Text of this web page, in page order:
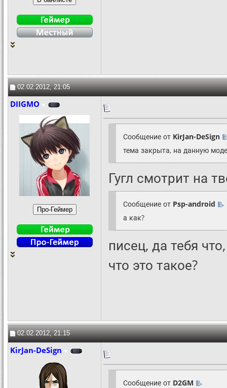
02.02.2012, 21:05
DIIGMO
Сообщение от KirJan-DeSign
тема закрыта, на данную
Гугл смотрит на
Сообщение от Psp-android
а как?
писец, да тебя
что это такое?
02.02.2012, 21:15
KirJan-DeSign
Сообщение от D2GM